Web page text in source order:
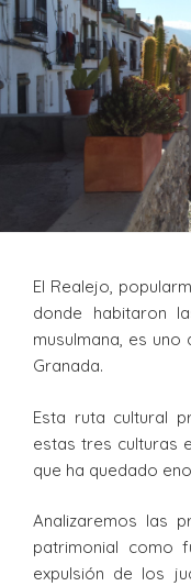
El Realejo,
donde habitaron
musulmana, es
Granada.
Esta ruta cultural
estas tres culturas
que ha quedado
Analizaremos las
patrimonial como
expulsión de los